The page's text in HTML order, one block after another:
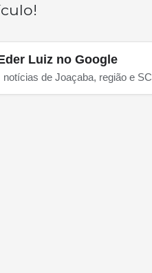
Luiz no Google
de Joaçaba, região e SC